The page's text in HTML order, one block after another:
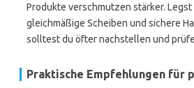
Produkte verschmutzen stärker.
gleichmäßige Scheiben und sichere
solltest du öfter nachstellen und
Praktische Empfehlungen für